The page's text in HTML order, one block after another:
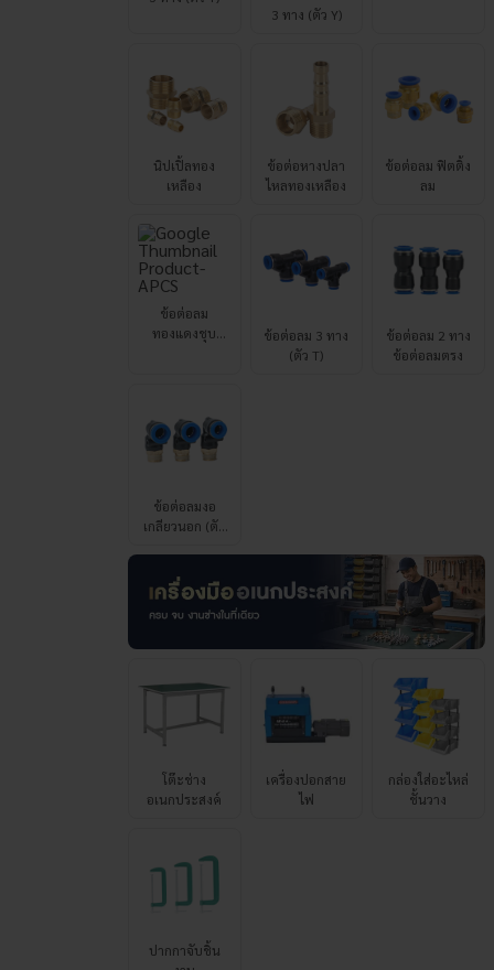
นิปเปิ้ลทอง
เหลือง
ไหลทองเหลือง
ข้อต่อลม ฟิตติ้ง
ลม
ข้อต่อลม
ทองแดงชุบ
นิกเกิล
ข้อต่อลม 3 ทาง
(ตัว T)
ข้อต่อลม 2 ทาง
ข้อต่อลมตรง
ข้อต่อลมงอ
เกลียวนอก (ตัว
อเนกประสงค์
เครื่องปอกสาย
ไฟ
กล่องใส่อะไหล่
ชั้นวาง
งาน